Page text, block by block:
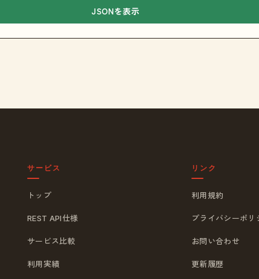
JSONを表示
サービス
トップ
REST API仕様
サービス比較
利用実績
リンク
利用規約
プライバシーポリ
お問い合わせ
更新履歴